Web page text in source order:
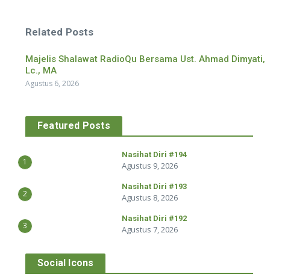
Related Posts
Majelis Shalawat RadioQu Bersama Ust. Ahmad Dimyati,
Lc., MA
Agustus 6, 2026
Featured Posts
1
Nasihat Diri #194
Agustus 9, 2026
2
Nasihat Diri #193
Agustus 8, 2026
3
Nasihat Diri #192
Agustus 7, 2026
Social Icons